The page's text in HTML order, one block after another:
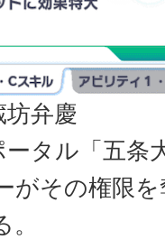
弁慶
タル「五条
がその権限